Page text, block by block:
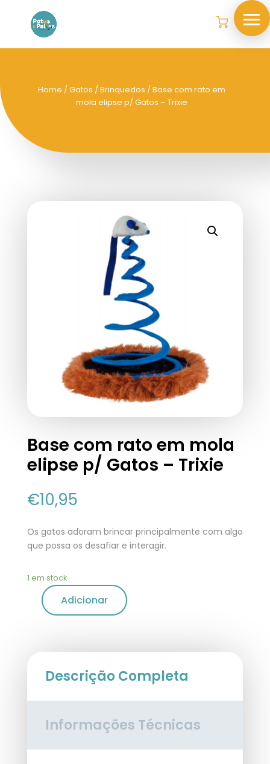
Home /Gatos /Brinquedos / Base com rato em
mola elipse p/ Gatos – Trixie
Base com rato em mola
elipse p/ Gatos – Trixie
€10,95
Os gatos adoram brincar principalmente com algo
que possa os desafiar e interagir.
1 em stock
Adicionar
Descrição Completa
Informações Técnicas